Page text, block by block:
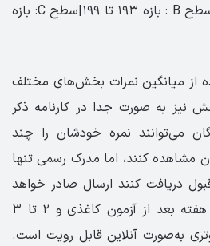
سطح A: بازه ۲۰۰ تا ۲۱۰| سطح B : بازه ۱۹۳ تا ۱۹۹|سطح C: بازه
از میانگین نمرات بخش‌های مختلف
نیز به صورت جدا در کارنامه ذکر
می‌توانند نمره خودشان را چند
مشاهده کنند، اما مدرک رسمی تنها
دریافت کنند ارسال صادر خواهد
شد. نتایج آزمون ۴ تا ۶ هفته بعد از آزمون کاغذی و ۲ تا ۳
به‌صورت آنلاین قابل رویت است.